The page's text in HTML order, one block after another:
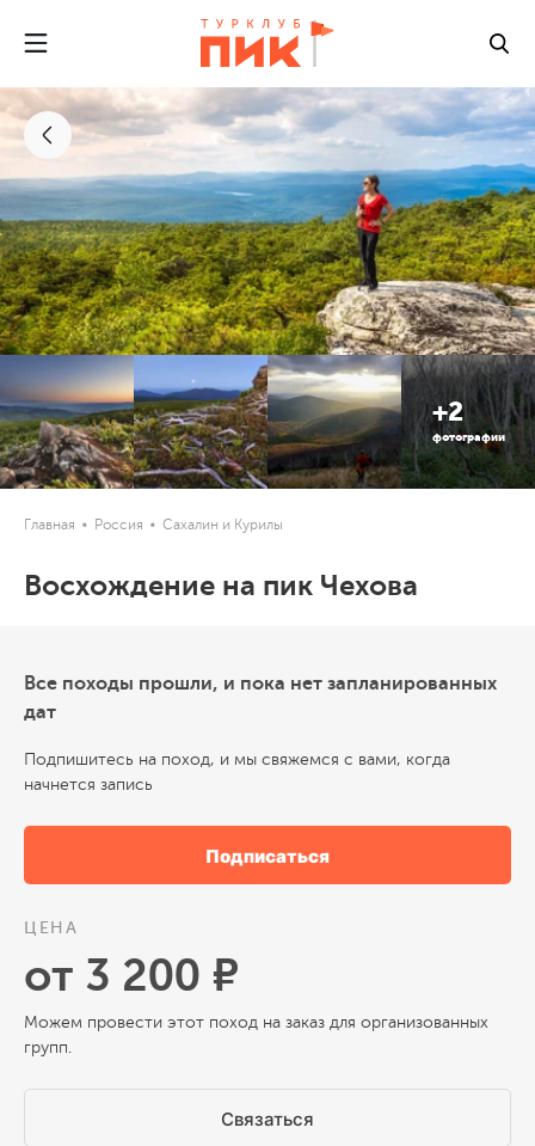
+2
фотографии
Главная Россия Сахалин и Курилы
Восхождение на пик Чехова
Все походы прошли, и пока нет запланированных
дат
Подпишитесь на поход, и мы свяжемся с вами, когда
начнется запись
Подписаться
ЦЕНА
от 3 200 ₽
Можем провести этот поход на заказ для организованных
групп.
Связаться